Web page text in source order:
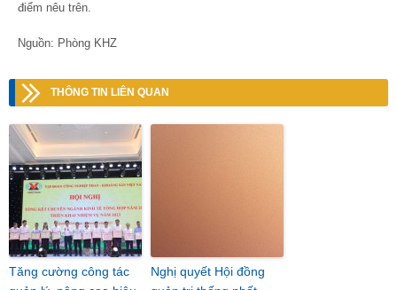
điểm nêu trên.
Nguồn: Phòng KHZ
THÔNG TIN LIÊN QUAN
Tăng cường công tác
Nghị quyết Hội đồng